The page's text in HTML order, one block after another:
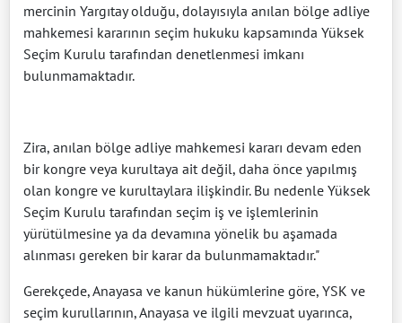
mercinin Yargıtay olduğu, dolayısıyla anılan bölge adliye
mahkemesi kararının seçim hukuku kapsamında Yüksek
Seçim Kurulu tarafından denetlenmesi imkanı
bulunmamaktadır.
Zira, anılan bölge adliye mahkemesi kararı devam eden
bir kongre veya kurultaya ait değil, daha önce yapılmış
olan kongre ve kurultaylara ilişkindir. Bu nedenle Yüksek
Seçim Kurulu tarafından seçim iş ve işlemlerinin
yürütülmesine ya da devamına yönelik bu aşamada
alınması gereken bir karar da bulunmamaktadır."
Gerekçede, Anayasa ve kanun hükümlerine göre, YSK ve
seçim kurullarının, Anayasa ve ilgili mevzuat uyarınca,